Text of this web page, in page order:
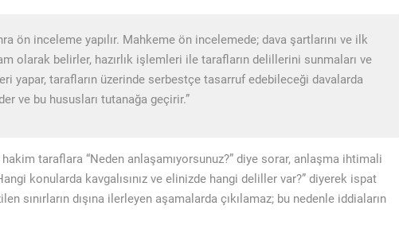
ön inceleme yapılır. Mahkeme ön incelemede; dava şartlarını ve ilk
olarak belirler, hazırlık işlemleri ile tarafların delillerini sunmaları ve
yapar, tarafların üzerinde serbestçe tasarruf edebileceği davalarda
ve bu hususları tutanağa geçirir.”
taraflara “Neden anlaşamıyorsunuz?” diye sorar, anlaşma ihtimali
konularda kavgalısınız ve elinizde hangi deliller var?” diyerek ispat
sınırların dışına ilerleyen aşamalarda çıkılamaz; bu nedenle iddiaların